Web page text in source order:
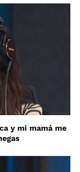
y mi mamá me